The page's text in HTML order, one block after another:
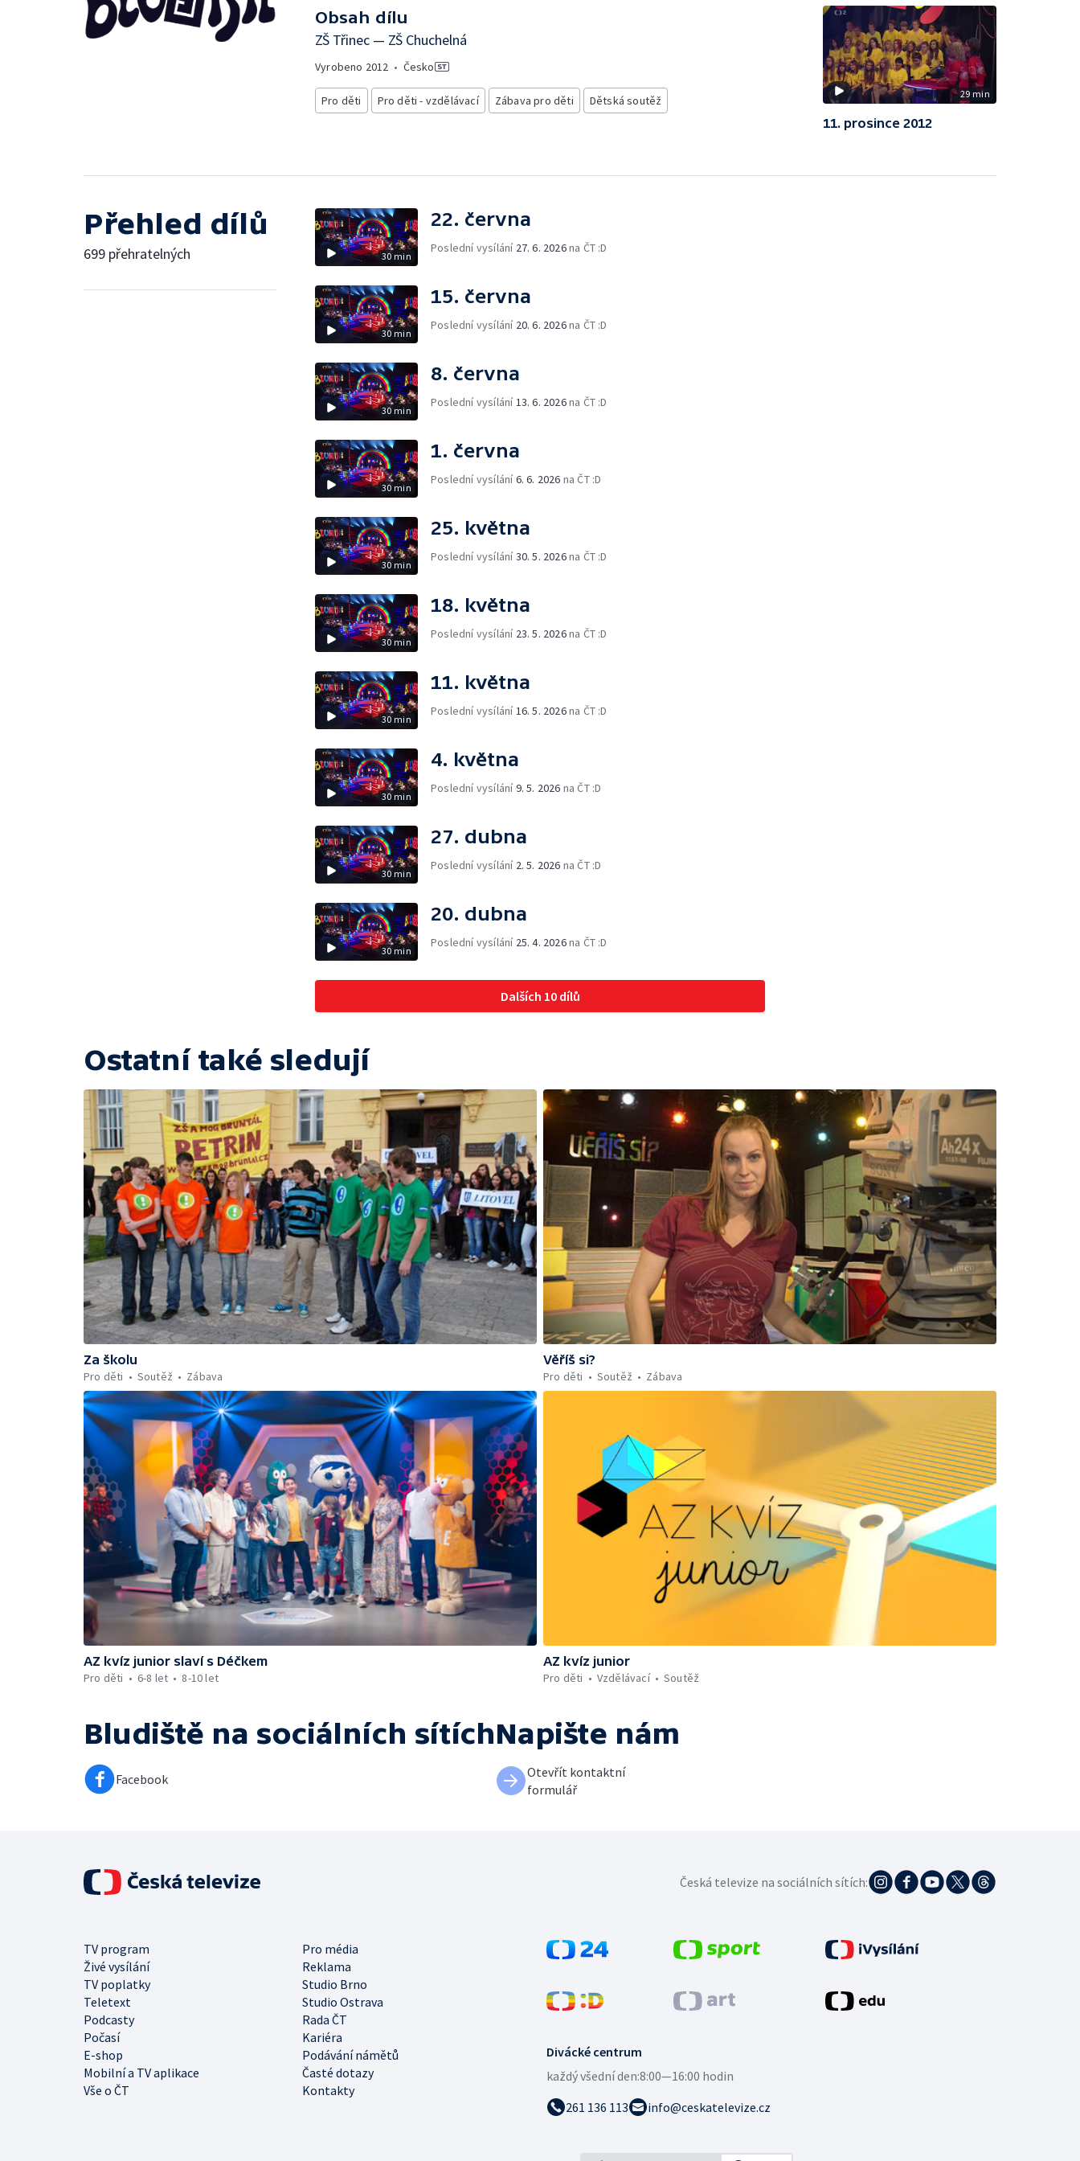
Obsah dílu
ZŠ Třinec — ZŠ Chuchelná
Vyrobeno 2012 • Česko
Pro děti Pro děti - vzdělávací Zábava pro děti Dětská soutěž 29 min
11. prosince 2012
Přehled dílů
699 přehratelných 30 min
22. června
Poslední vysílání 27. 6. 2026na ČT :D
30 min
15. června
Poslední vysílání 20. 6. 2026na ČT :D
30 min
8. června
Poslední vysílání 13. 6. 2026na ČT :D
30 min
1. června
Poslední vysílání6. 6. 2026 na ČT :D
30 min
25. května
Poslední vysílání30. 5. 2026na ČT :D
30 min
18. května
Poslední vysílání 23. 5. 2026na ČT :D
30 min
11. května
Poslední vysílání 16. 5. 2026na ČT :D
30 min
4. května
Poslední vysílání9. 5. 2026 na ČT :D
30 min
27. dubna
Poslední vysílání 2. 5. 2026 na ČT :D
30 min
20. dubna
Poslední vysílání 25. 4. 2026na ČT :D
Dalších 10 dílů
Ostatní také sledují
Za školu
Pro děti
Soutěž Zábava
Věříš si?
Pro děti
Soutěž Zábava
AZ kvíz junior slaví s Déčkem
Pro děti
6-8 let 8-10 let
AZ kvíz junior
Pro děti
Vzdělávací Soutěž
Bludiště na sociálních sítích
Facebook
Napište nám
Otevřít kontaktní
formulář
Divácké centrum
každý všední den:8:00—16:00 hodin
261 136 113
info@ceskatelevize.cz
TV program
Pro média
Živé vysílání
Reklama
TV poplatky
Studio Brno
Teletext
Studio Ostrava
Podcasty
Rada ČT
Počasí
Kariéra
E-shop
Podávání námětů
Mobilní a TV aplikace
Časté dotazy
Vše o ČT
Kontakty
Česká televize na sociálních sítích: